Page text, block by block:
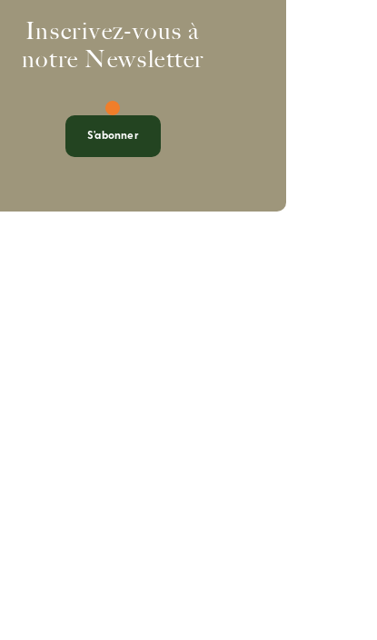
Inscrivez-vous à
notre Newsletter
S'abonner